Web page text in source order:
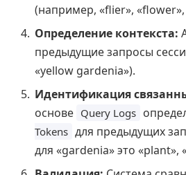
(например, «flier»,
Определение контекста:
предыдущие запросы
«yellow gardenia»).
Идентификация
основе Query Logs
Tokens для предыдущих
для «gardenia» это «plant»,